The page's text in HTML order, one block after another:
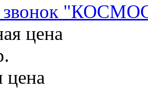
"КОСМОС
цена
цена